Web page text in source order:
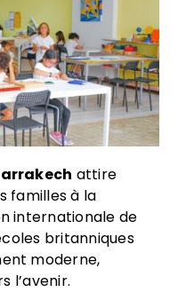
attire
familles à la
internationale de
britanniques
moderne,
l’avenir.